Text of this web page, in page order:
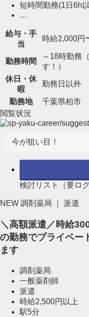
短時間勤務(1日6h
…
給与・手
当
時給2,000円
勤務時間
～18時勤務
す！）
休日・休
暇
勤務日以外
勤務地
千葉県柏市
閲覧状況
今が狙い目！
検討リスト（要ログ
NEW 調剤薬局 ｜ 派遣
＼高額派遣／時給
の勤務でプライベー
ます
調剤薬局
一般薬剤師
派遣
時給2,500円以上
駅5分